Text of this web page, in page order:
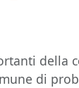
della
di